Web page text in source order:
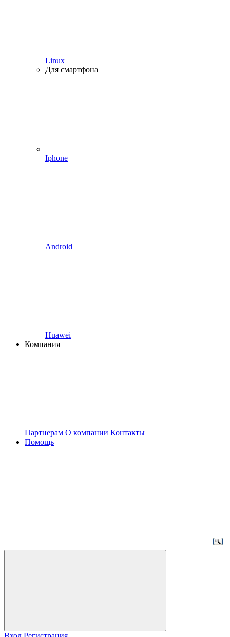
Linux
Для смартфона
Iphone
Android
Huawei
Компания
Партнерам О компании Контакты
Помощь